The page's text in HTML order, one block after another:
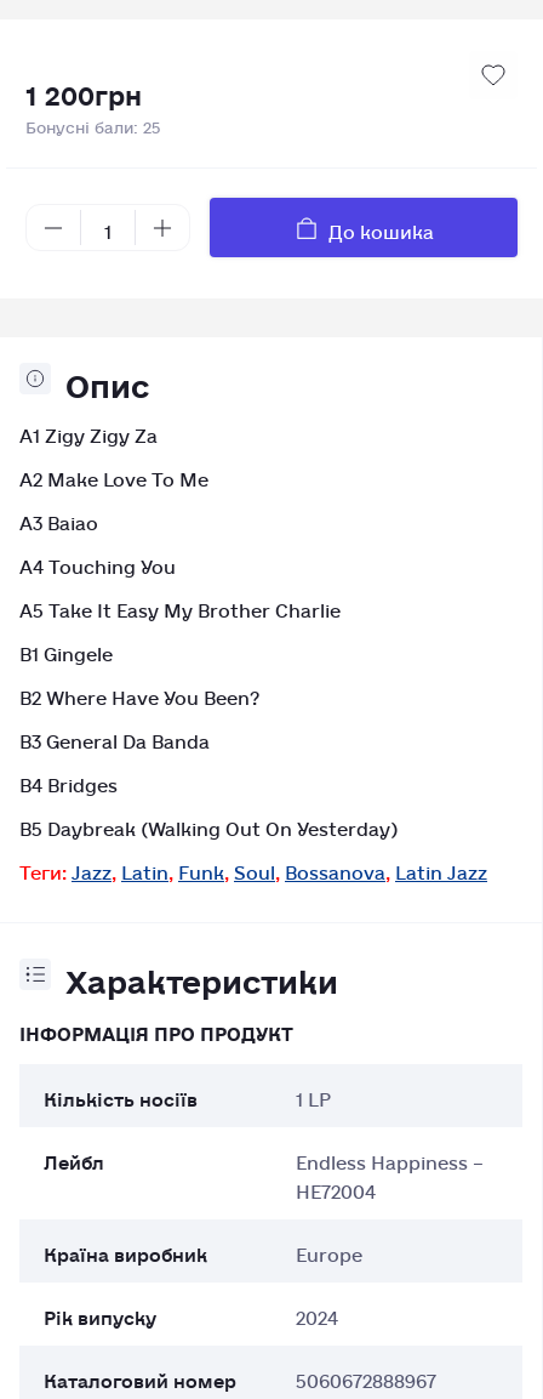
1 200грн
Бонусні бали: 25
До кошика
Опис
A1 Zigy Zigy Za
A2 Make Love To Me
A3 Baiao
A4 Touching You
A5 Take It Easy My Brother Charlie
B1 Gingele
B2 Where Have You Been?
B3 General Da Banda
B4 Bridges
B5 Daybreak (Walking Out On Yesterday)
Теги:Jazz Latin Funk Soul Bossanova Latin Jazz
Характеристики
ІНФОРМАЦІЯ ПРО ПРОДУКТ
Кількість носіїв
1 LP
Лейбл
Endless Happiness –
HE72004
Країна виробник
Europe
Рік випуску
2024
Каталоговий номер
5060672888967